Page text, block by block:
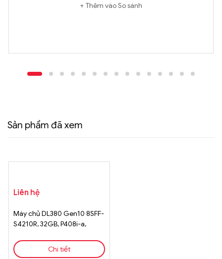
Thêm vào So sánh
Sản phẩm đã xem
Liên hệ
Máy chủ DL380 Gen10 8SFF-
S4210R, 32GB, P408i-a,
Basic
Chi tiết